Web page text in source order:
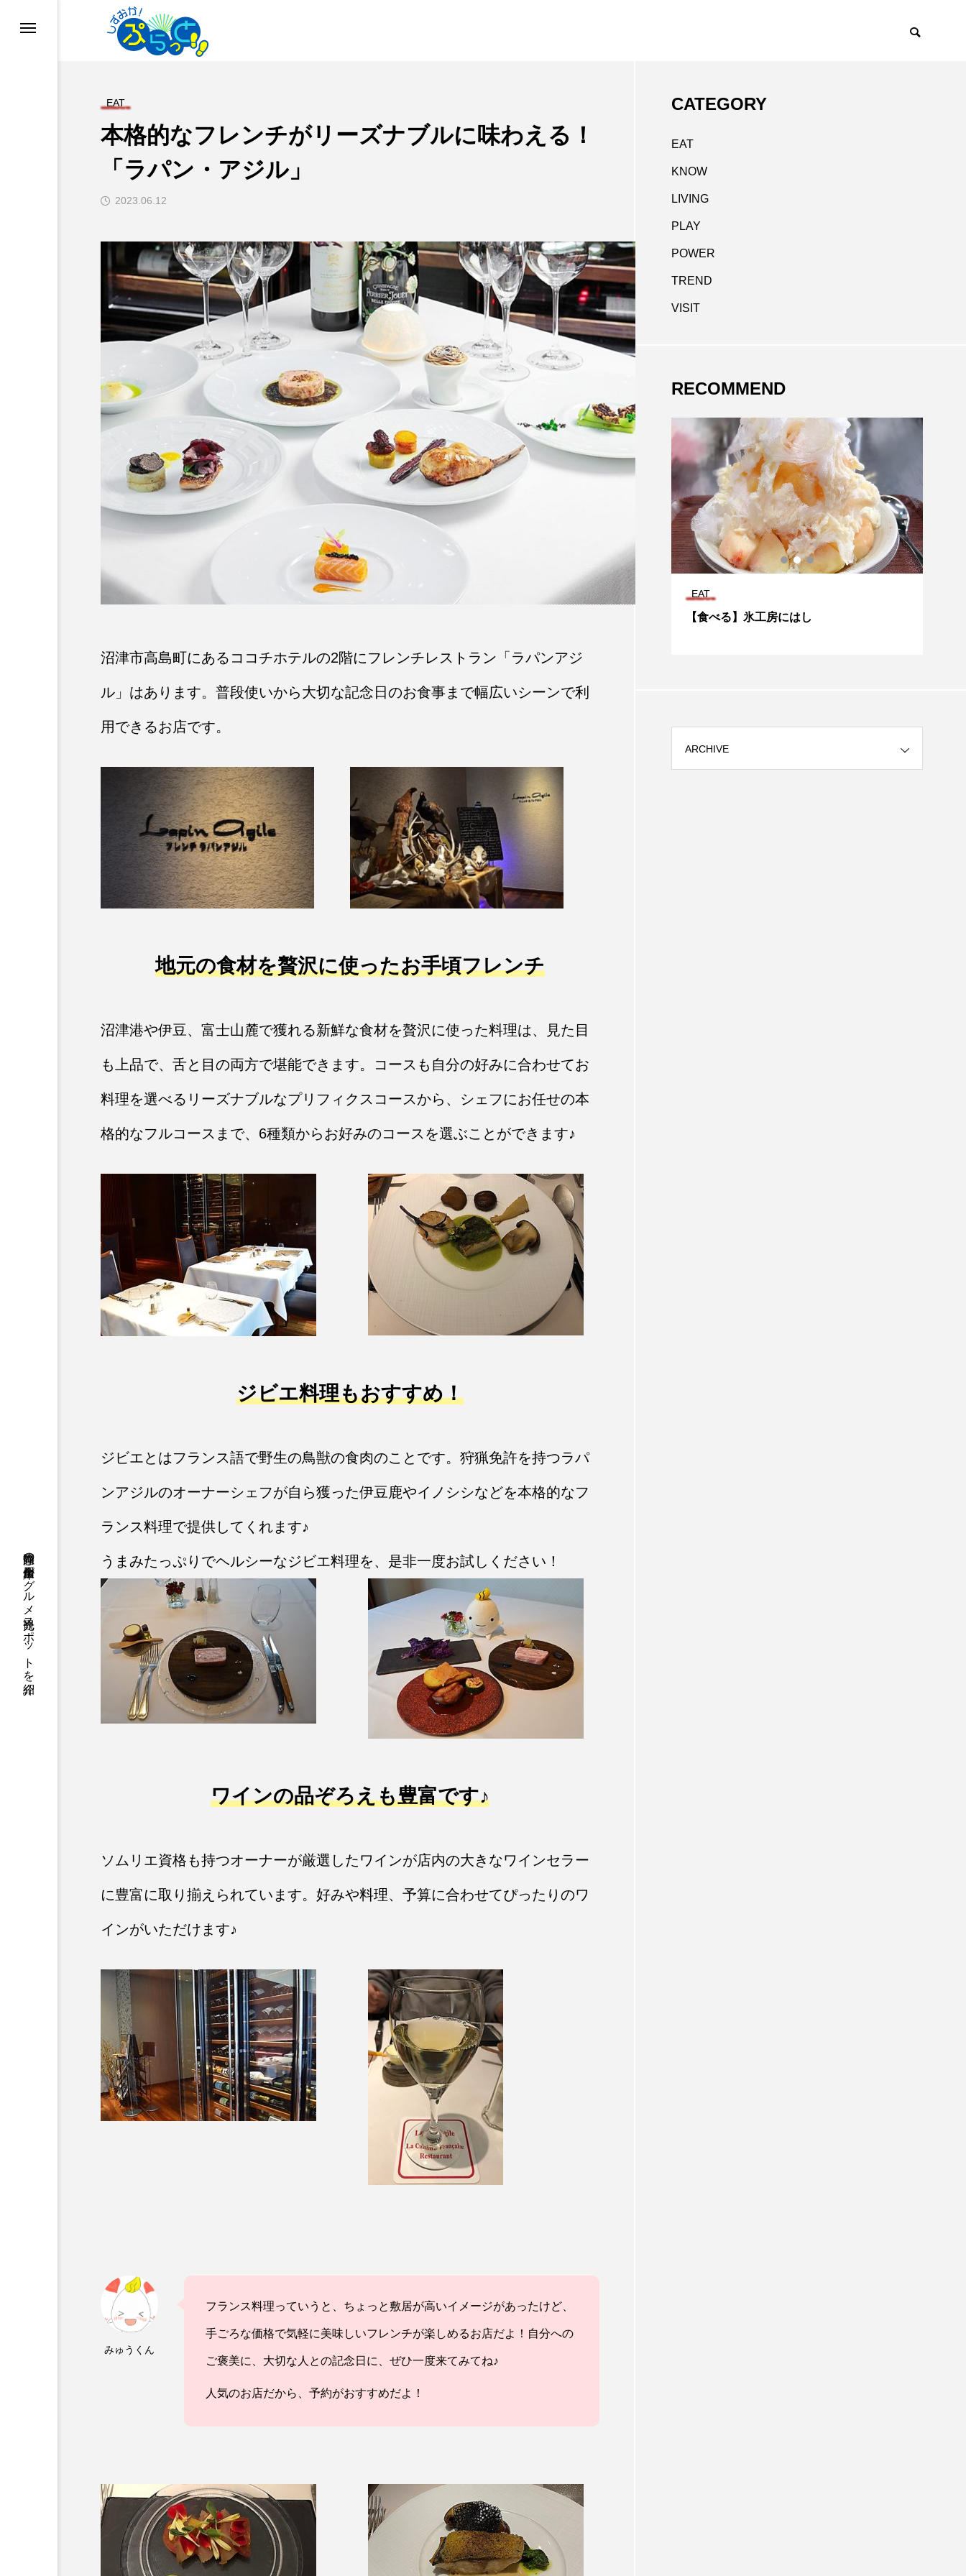
静岡県の信用金庫がグルメ観光スポットを紹介
EAT
本格的なフレンチがリーズナブルに味わえる！
「ラパン・アジル」
2023.06.12
沼津市高島町にあるココチホテルの2階にフレンチレストラン「ラパンアジ
ル」はあります。普段使いから大切な記念日のお食事まで幅広いシーンで利
用できるお店です。
地元の食材を贅沢に使ったお手頃フレンチ
沼津港や伊豆、富士山麓で獲れる新鮮な食材を贅沢に使った料理は、見た目
も上品で、舌と目の両方で堪能できます。コースも自分の好みに合わせてお
料理を選べるリーズナブルなプリフィクスコースから、シェフにお任せの本
格的なフルコースまで、6種類からお好みのコースを選ぶことができます♪
ジビエ料理もおすすめ！
ジビエとはフランス語で野生の鳥獣の食肉のことです。狩猟免許を持つラパ
ンアジルのオーナーシェフが自ら獲った伊豆鹿やイノシシなどを本格的なフ
ランス料理で提供してくれます♪
うまみたっぷりでヘルシーなジビエ料理を、是非一度お試しください！
ワインの品ぞろえも豊富です♪
ソムリエ資格も持つオーナーが厳選したワインが店内の大きなワインセラー
に豊富に取り揃えられています。好みや料理、予算に合わせてぴったりのワ
インがいただけます♪
みゅうくん
フランス料理っていうと、ちょっと敷居が高いイメージがあったけど、
手ごろな価格で気軽に美味しいフレンチが楽しめるお店だよ！自分への
ご褒美に、大切な人との記念日に、ぜひ一度来てみてね♪
人気のお店だから、予約がおすすめだよ！
CATEGORY
EAT
KNOW
LIVING
PLAY
POWER
TREND
VISIT
RECOMMEND
EAT
【食べる】氷工房にはし
ARCHIVE